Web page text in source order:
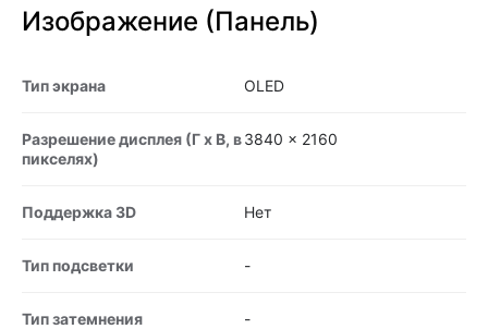
Изображение (Панель)
Тип экрана OLED
Разрешение дисплея (Г x В, в
пикселях)
3840 x 2160
Поддержка 3D Нет
Тип подсветки -
Тип затемнения -